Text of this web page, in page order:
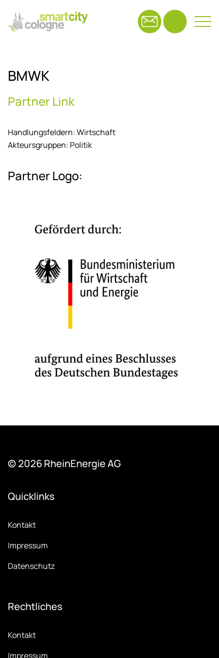
BMWK
Part­ner Link
Handlungsfeldern:Wirtschaft
Akteursgruppen: Politik
Part­ner Logo:
© 2026 Rhein­Ener­gie AG
Quicklinks
Kontakt
Impressum
Datenschutz
Recht­li­ches
Kontakt
Impressum